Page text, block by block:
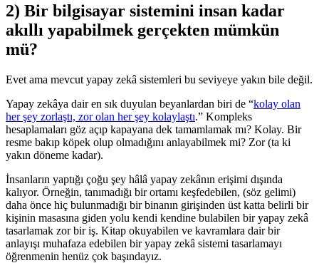
2) Bir bilgisayar sistemini insan kadar
akıllı yapabilmek gerçekten mümkün
mü?
Evet ama mevcut yapay zekâ sistemleri bu seviyeye yakın bile değil.
Yapay zekâya dair en sık duyulan beyanlardan biri de “kolay olan
her şey zorlaştı, zor olan her şey kolaylaştı.” Kompleks
hesaplamaları göz açıp kapayana dek tamamlamak mı? Kolay. Bir
resme bakıp köpek olup olmadığını anlayabilmek mi? Zor (ta ki
yakın döneme kadar).
İnsanların yaptığı çoğu şey hâlâ yapay zekânın erişimi dışında
kalıyor. Örneğin, tanımadığı bir ortamı keşfedebilen, (söz gelimi)
daha önce hiç bulunmadığı bir binanın girişinden üst katta belirli bir
kişinin masasına giden yolu kendi kendine bulabilen bir yapay zekâ
tasarlamak zor bir iş. Kitap okuyabilen ve kavramlara dair bir
anlayışı muhafaza edebilen bir yapay zekâ sistemi tasarlamayı
öğrenmenin henüz çok başındayız.